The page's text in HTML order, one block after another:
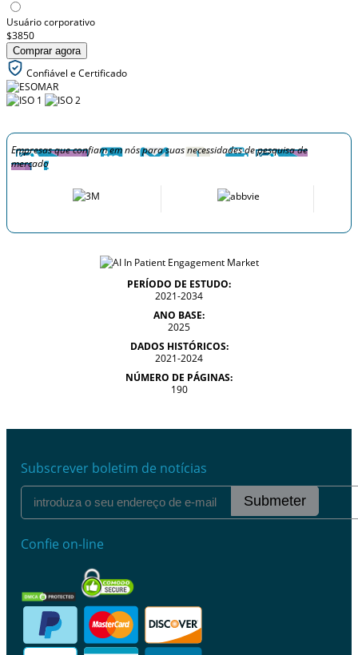
Usuário corporativo
$3850
Comprar agora
Confiável e Certificado
Empresas que confiam em nós para suas necessidades de pesquisa de
mercado
PERÍODO DE ESTUDO:
2021-2034
ANO BASE:
2025
DADOS HISTÓRICOS:
2021-2024
NÚMERO DE PÁGINAS:
190
Subscrever boletim de notícias
Submeter
Confie on-line